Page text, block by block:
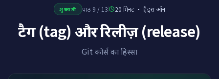
शुरुआती पाठ 9 / 13 20 मिनट· हैंड्स-ऑन
टैग (tag) और रिलीज़ (release)
Git कोर्स का हिस्सा